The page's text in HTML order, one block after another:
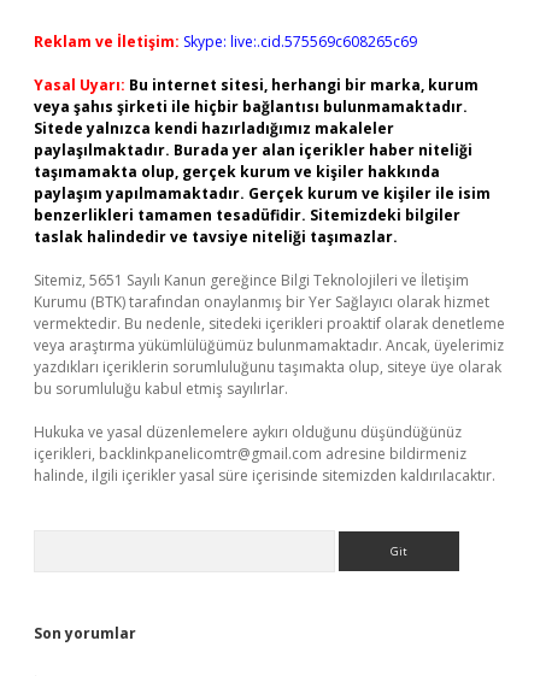
Reklam ve İletişim: Skype: live:.cid.575569c608265c69
Yasal Uyarı: Bu internet sitesi, herhangi bir marka, kurum
veya şahıs şirketi ile hiçbir bağlantısı bulunmamaktadır.
Sitede yalnızca kendi hazırladığımız makaleler
paylaşılmaktadır. Burada yer alan içerikler haber niteliği
taşımamakta olup, gerçek kurum ve kişiler hakkında
paylaşım yapılmamaktadır. Gerçek kurum ve kişiler ile isim
benzerlikleri tamamen tesadüfidir. Sitemizdeki bilgiler
taslak halindedir ve tavsiye niteliği taşımazlar.
Sitemiz, 5651 Sayılı Kanun gereğince Bilgi Teknolojileri ve İletişim
Kurumu (BTK) tarafından onaylanmış bir Yer Sağlayıcı olarak hizmet
vermektedir. Bu nedenle, sitedeki içerikleri proaktif olarak denetleme
veya araştırma yükümlülüğümüz bulunmamaktadır. Ancak, üyelerimiz
yazdıkları içeriklerin sorumluluğunu taşımakta olup, siteye üye olarak
bu sorumluluğu kabul etmiş sayılırlar.
Hukuka ve yasal düzenlemelere aykırı olduğunu düşündüğünüz
içerikleri, backlinkpanelicomtr@gmail.com adresine bildirmeniz
halinde, ilgili içerikler yasal süre içerisinde sitemizden kaldırılacaktır.
Son yorumlar